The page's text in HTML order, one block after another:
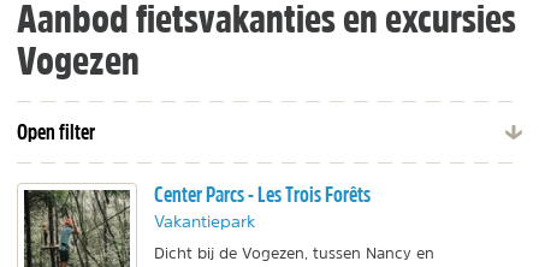
Aanbod fietsvakanties en excursies
Vogezen
Open filter
Center Parcs - Les Trois Forêts
Vakantiepark
Dicht bij de Vogezen, tussen Nancy en